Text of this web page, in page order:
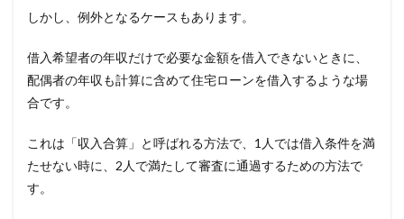
しかし、例外となるケースもあります。
借入希望者の年収だけで必要な金額を借入できないときに、
配偶者の年収も計算に含めて住宅ローンを借入するような場
合です。
これは「収入合算」と呼ばれる方法で、1人では借入条件を満
たせない時に、2人で満たして審査に通過するための方法で
す。